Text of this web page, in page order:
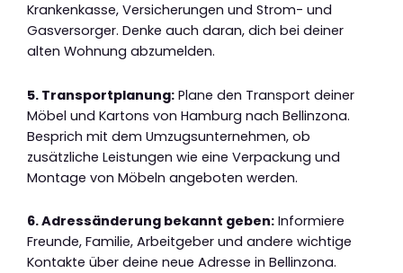
Krankenkasse, Versicherungen und Strom- und
Gasversorger. Denke auch daran, dich bei deiner
alten Wohnung abzumelden.
5. Transportplanung: Plane den Transport deiner
Möbel und Kartons von Hamburg nach Bellinzona.
Besprich mit dem Umzugsunternehmen, ob
zusätzliche Leistungen wie eine Verpackung und
Montage von Möbeln angeboten werden.
6. Adressänderung bekannt geben: Informiere
Freunde, Familie, Arbeitgeber und andere wichtige
Kontakte über deine neue Adresse in Bellinzona.